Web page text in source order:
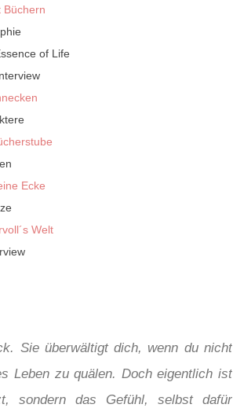
Büchern
of Life
Ecke
Welt
Sie überwältigt dich, wenn du nicht
Leben zu quälen. Doch eigentlich ist
sondern das Gefühl, selbst dafür